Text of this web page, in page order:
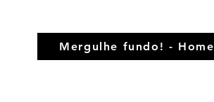
Mergulhe fundo! - Home